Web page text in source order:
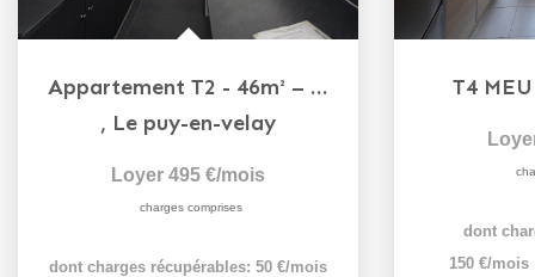
Appartement T2 - 46m² – Le Puy-en-Velay
, Le puy-en-velay
Loyer 495 €/mois
charges comprises
dont charges récupérables: 50 €/mois
T4
dont
150 €/mois